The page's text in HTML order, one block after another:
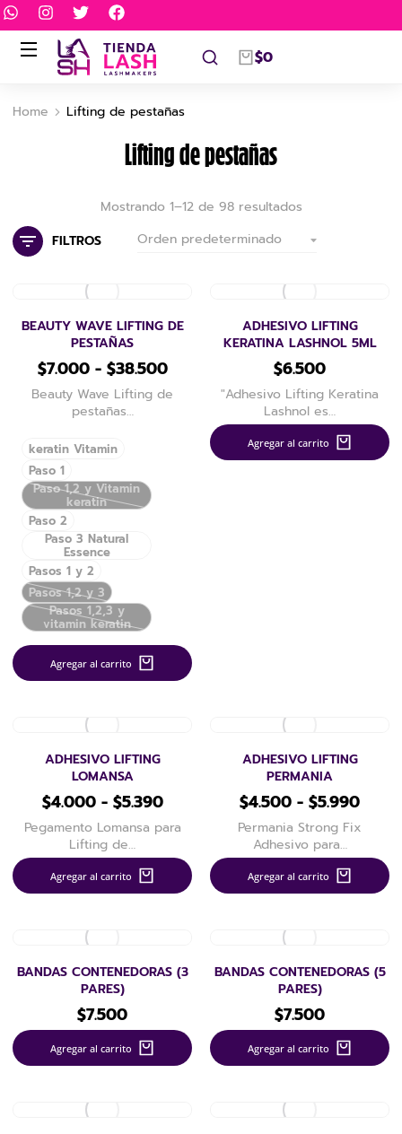
$0
You are here:
Home Lifting de pestañas
Lifting de pestañas
Mostrando 1–12 de 98 resultados
FILTROS
keratin Vitamin
Paso 1
Paso 1,2 y Vitamin
keratin
Paso 2
Paso 3 Natural
Essence
Pasos 1 y 2
Pasos 1,2 y 3
Pasos 1,2,3 y
vitamin keratin
BEAUTY WAVE LIFTING DE
PESTAÑAS
$7.000 - $38.500
Beauty Wave Lifting de
pestañas…
Agregar al carrito
ADHESIVO LIFTING
KERATINA LASHNOL 5ML
$6.500
"Adhesivo Lifting Keratina
Lashnol es…
Agregar al carrito
ADHESIVO LIFTING
LOMANSA
$4.000 - $5.390
Pegamento Lomansa para
Lifting de…
Agregar al carrito
ADHESIVO LIFTING
PERMANIA
$4.500 - $5.990
Permania Strong Fix
Adhesivo para…
Agregar al carrito
BANDAS CONTENEDORAS (3
PARES)
$7.500
Agregar al carrito
BANDAS CONTENEDORAS (5
PARES)
$7.500
Agregar al carrito